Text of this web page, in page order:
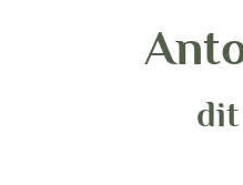
dit